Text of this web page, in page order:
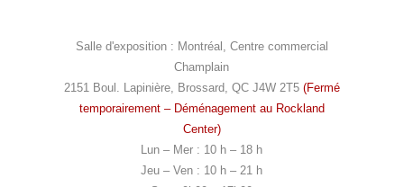
Salle d'exposition : Montréal, Centre commercial
Champlain
2151 Boul. Lapinière, Brossard, QC J4W 2T5 (Fermé
temporairement – Déménagement au Rockland
Center)
Lun – Mer : 10 h – 18 h
Jeu – Ven : 10 h – 21 h